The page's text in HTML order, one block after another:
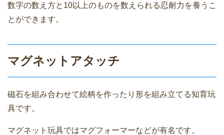
数字の数え方と10以上のものを数えられる忍耐力を養うこ
とができます。
マグネットアタッチ
磁石を組み合わせて絵柄を作ったり形を組み立てる知育玩
具です。
マグネット玩具ではマグフォーマーなどが有名です。